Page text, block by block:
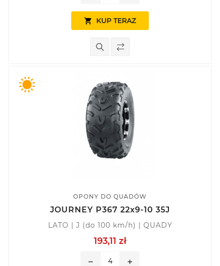
 KUP TERAZ
OPONY DO QUADÓW
JOURNEY P367 22x9-10 35J
LATO | J (do 100 km/h) | QUADY
193,11 zł
remove add